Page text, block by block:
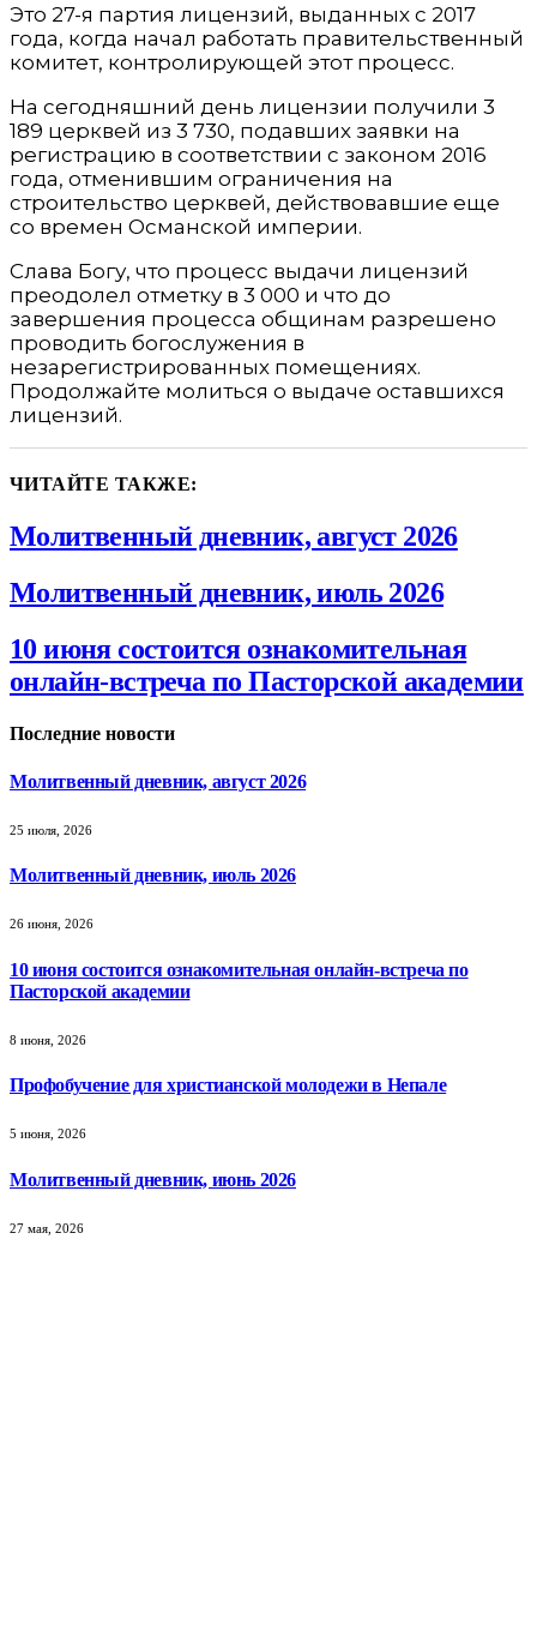
Это 27-я партия лицензий, выданных с 2017
года, когда начал работать правительственный
комитет, контролирующей этот процесс.
На сегодняшний день лицензии получили 3
189 церквей из 3 730, подавших заявки на
регистрацию в соответствии с законом 2016
года, отменившим ограничения на
строительство церквей, действовавшие еще
со времен Османской империи.
Слава Богу, что процесс выдачи лицензий
преодолел отметку в 3 000 и что до
завершения процесса общинам разрешено
проводить богослужения в
незарегистрированных помещениях.
Продолжайте молиться о выдаче оставшихся
лицензий.
ЧИТАЙТЕ ТАКЖЕ:
Молитвенный дневник, август 2026
Молитвенный дневник, июль 2026
10 июня состоится ознакомительная
онлайн-встреча по Пасторской академии
Последние новости
Молитвенный дневник, август 2026
25 июля, 2026
Молитвенный дневник, июль 2026
26 июня, 2026
10 июня состоится ознакомительная онлайн-встреча по
Пасторской академии
8 июня, 2026
Профобучение для христианской молодежи в Непале
5 июня, 2026
Молитвенный дневник, июнь 2026
27 мая, 2026